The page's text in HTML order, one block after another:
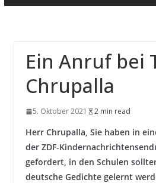
Ein Anruf bei
Chrupalla
5. Oktober 2021 2 min read
Herr Chrupalla, Sie haben in
der ZDF-
gefordert, in den Schulen
deutsche Gedichte gelernt